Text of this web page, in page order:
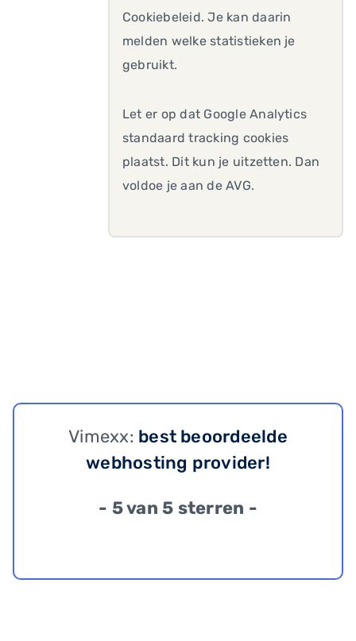
Cookiebeleid. Je kan daarin
melden welke statistieken je
gebruikt.
Let er op dat Google Analytics
standaard tracking cookies
plaatst. Dit kun je uitzetten. Dan
voldoe je aan de AVG.
Vimexx: best beoordeelde
webhosting provider!
- 5 van 5 sterren -